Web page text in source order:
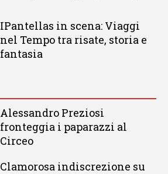
IPantellas in scena: Viaggi
nel Tempo tra risate, storia e
fantasia
Alessandro Preziosi
fronteggia i paparazzi al
Circeo
Clamorosa indiscrezione su